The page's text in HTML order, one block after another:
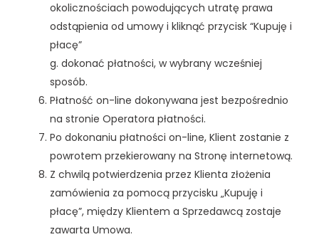
okolicznościach powodujących utratę prawa
odstąpienia od umowy i kliknąć przycisk “Kupuję i
płacę”
g. dokonać płatności, w wybrany wcześniej
sposób.
Płatność on-line dokonywana jest bezpośrednio
na stronie Operatora płatności.
Po dokonaniu płatności on-line, Klient zostanie z
powrotem przekierowany na Stronę internetową.
Z chwilą potwierdzenia przez Klienta złożenia
zamówienia za pomocą przycisku „Kupuję i
płacę”, między Klientem a Sprzedawcą zostaje
zawarta Umowa.